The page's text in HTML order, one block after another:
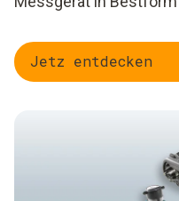
Jetz entdecken